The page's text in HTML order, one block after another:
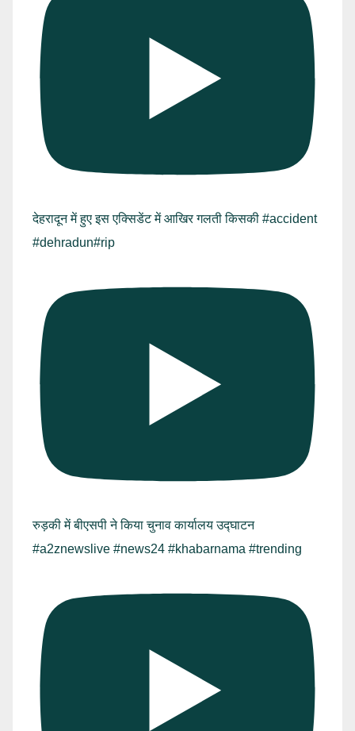
देहरादून में हुए इस एक्सिडेंट में आखिर गलती किसकी #accident
#dehradun#rip
रुड़की में बीएसपी ने किया चुनाव कार्यालय उद्घाटन
#a2znewslive #news24 #khabarnama #trending